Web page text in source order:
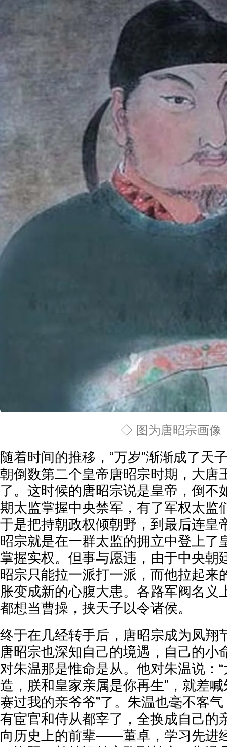
◇ 图为唐昭宗画像
随着时间的推移，“万岁”渐渐成了天
朝倒数第二个皇帝唐昭宗时期，大唐
了。这时候的唐昭宗说是皇帝，倒不
期太监掌握中央禁军，有了军权太监
于是把持朝政权倾朝野，到最后连皇
昭宗就是在一群太监的拥立中登上了
掌握实权。但事与愿违，由于中央朝
昭宗只能拉一派打一派，而他拉起来
胀变成新的心腹大患。各路军阀名义
都想当曹操，挟天子以令诸侯。
终于在几经转手后，唐昭宗成为凤翔
唐昭宗也深知自己的境遇，自己的小
对朱温那是惟命是从。他对朱温说：
造，朕和皇家亲属是你再生”，就差
赛过我的亲爷爷”了。朱温也毫不客
有宦官和侍从都宰了，全换成自己的
向历史上的前辈——董卓，学习先进